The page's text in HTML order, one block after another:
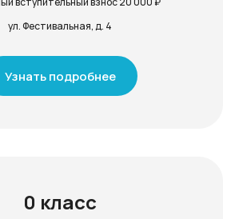
ул. Фестивальная, д. 4
Узнать подробнее
0 класс